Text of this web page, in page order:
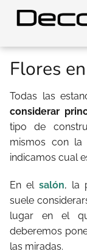
Flores
Todas las
considerar
tipo de
mismos con
indicamos cual
En el salón, la
suele
lugar en el
deberemos
las miradas.